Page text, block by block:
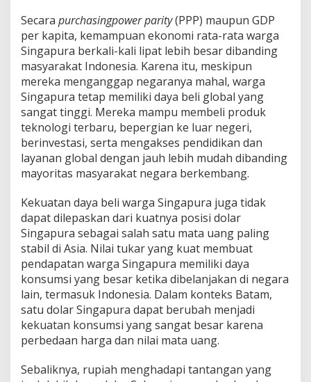
Secara purchasingpower parity(PPP) maupun GDP
per kapita, kemampuan ekonomi rata-rata warga
Singapura berkali-kali lipat lebih besar dibanding
masyarakat Indonesia. Karena itu, meskipun
mereka menganggap negaranya mahal, warga
Singapura tetap memiliki daya beli global yang
sangat tinggi. Mereka mampu membeli produk
teknologi terbaru, bepergian ke luar negeri,
berinvestasi, serta mengakses pendidikan dan
layanan global dengan jauh lebih mudah dibanding
mayoritas masyarakat negara berkembang.
Kekuatan daya beli warga Singapura juga tidak
dapat dilepaskan dari kuatnya posisi dolar
Singapura sebagai salah satu mata uang paling
stabil di Asia. Nilai tukar yang kuat membuat
pendapatan warga Singapura memiliki daya
konsumsi yang besar ketika dibelanjakan di negara
lain, termasuk Indonesia. Dalam konteks Batam,
satu dolar Singapura dapat berubah menjadi
kekuatan konsumsi yang sangat besar karena
perbedaan harga dan nilai mata uang.
Sebaliknya, rupiah menghadapi tantangan yang